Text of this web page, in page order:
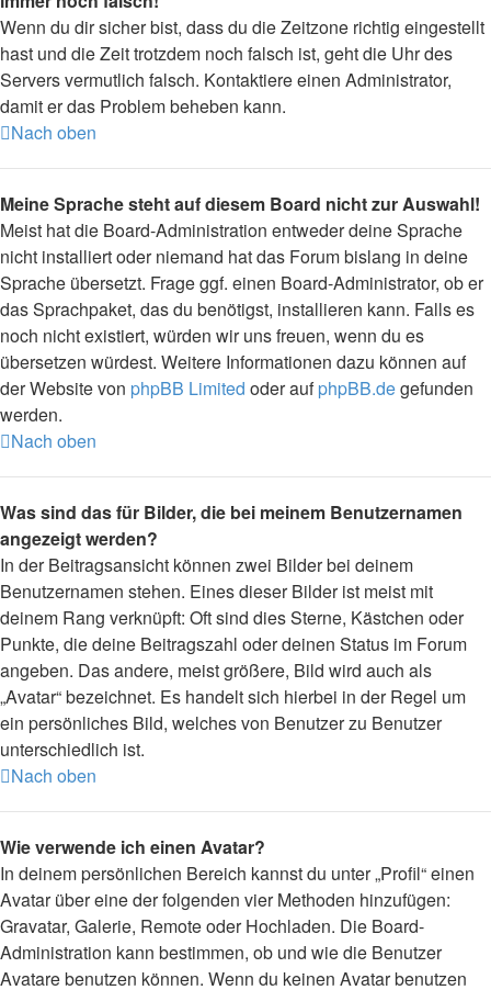
Wenn du dir sicher bist, dass du die Zeitzone richtig eingestellt
hast und die Zeit trotzdem noch falsch ist, geht die Uhr des
Servers vermutlich falsch. Kontaktiere einen Administrator,
damit er das Problem beheben kann.
Nach oben
Meine Sprache steht auf diesem Board nicht zur Auswahl!
Meist hat die Board-Administration entweder deine Sprache
nicht installiert oder niemand hat das Forum bislang in deine
Sprache übersetzt. Frage ggf. einen Board-Administrator, ob er
das Sprachpaket, das du benötigst, installieren kann. Falls es
noch nicht existiert, würden wir uns freuen, wenn du es
übersetzen würdest. Weitere Informationen dazu können auf
der Website von phpBB Limited oder aufphpBB.degefunden
werden.
Nach oben
Was sind das für Bilder, die bei meinem Benutzernamen
angezeigt werden?
In der Beitragsansicht können zwei Bilder bei deinem
Benutzernamen stehen. Eines dieser Bilder ist meist mit
deinem Rang verknüpft: Oft sind dies Sterne, Kästchen oder
Punkte, die deine Beitragszahl oder deinen Status im Forum
angeben. Das andere, meist größere, Bild wird auch als
„Avatar“ bezeichnet. Es handelt sich hierbei in der Regel um
ein persönliches Bild, welches von Benutzer zu Benutzer
unterschiedlich ist.
Nach oben
Wie verwende ich einen Avatar?
In deinem persönlichen Bereich kannst du unter „Profil“ einen
Avatar über eine der folgenden vier Methoden hinzufügen:
Gravatar, Galerie, Remote oder Hochladen. Die Board-
Administration kann bestimmen, ob und wie die Benutzer
Avatare benutzen können. Wenn du keinen Avatar benutzen